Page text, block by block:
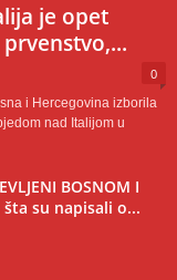
je opet
0
i Hercegovina izborila
nad Italijom u
BOSNOM I
šta su napisali o...